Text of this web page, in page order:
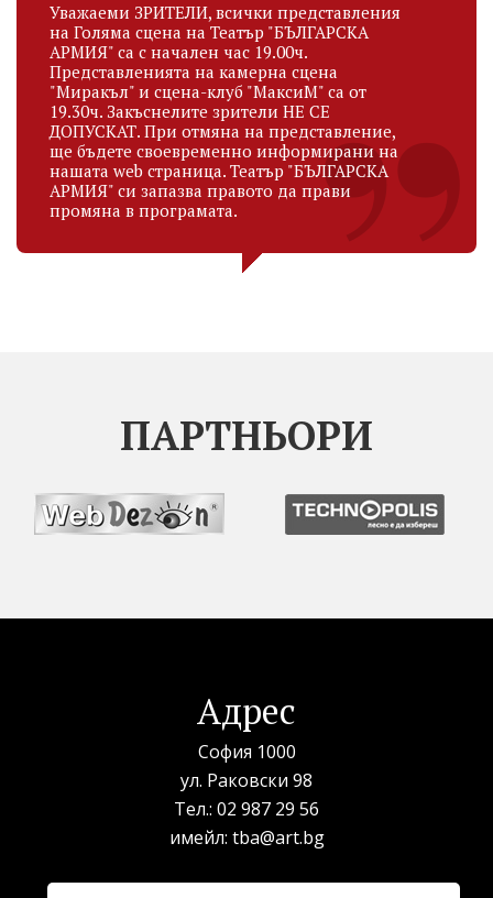
Уважаеми ЗРИТЕЛИ, всички представления
на Голяма сцена на Театър "БЪЛГАРСКА
АРМИЯ" са с начален час 19.00ч.
Представленията на камерна сцена
"Миракъл" и сцена-клуб "МаксиМ" са от
19.30ч. Закъснелите зрители НЕ СЕ
ДОПУСКАТ. При отмяна на представление,
ще бъдете своевременно информирани на
нашата web страница. Театър "БЪЛГАРСКА
АРМИЯ" си запазва правото да прави
промяна в програмата.
ПАРТНЬОРИ
Адрес
София 1000
ул. Раковски 98
Тел.: 02 987 29 56
имейл: tba@art.bg